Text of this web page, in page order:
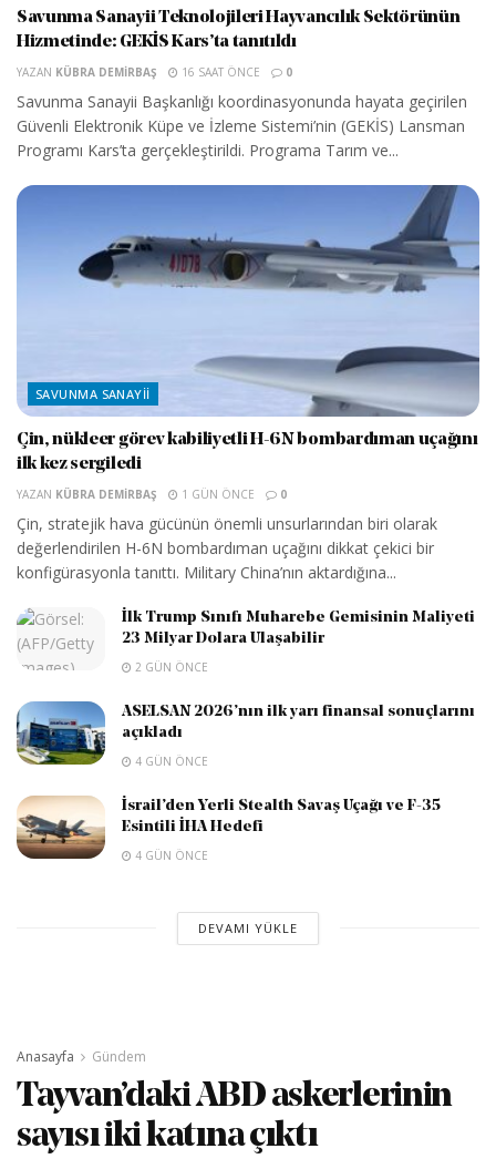
Savunma Sanayii Teknolojileri Hayvancılık Sektörünün
Hizmetinde: GEKİS Kars’ta tanıtıldı
YAZAN KÜBRA DEMIRBAŞ 16 SAAT ÖNCE 0
Savunma Sanayii Başkanlığı koordinasyonunda hayata geçirilen
Güvenli Elektronik Küpe ve İzleme Sistemi’nin (GEKİS) Lansman
Programı Kars’ta gerçekleştirildi. Programa Tarım ve...
SAVUNMA SANAYII
Çin, nükleer görev kabiliyetli H-6N bombardıman uçağını
ilk kez sergiledi
YAZAN KÜBRA DEMIRBAŞ 1 GÜN ÖNCE 0
Çin, stratejik hava gücünün önemli unsurlarından biri olarak
değerlendirilen H-6N bombardıman uçağını dikkat çekici bir
konfigürasyonla tanıttı. Military China’nın aktardığına...
İlk Trump Sınıfı Muharebe Gemisinin Maliyeti
23 Milyar Dolara Ulaşabilir
2 GÜN ÖNCE
ASELSAN 2026’nın ilk yarı finansal sonuçlarını
açıkladı
4 GÜN ÖNCE
İsrail’den Yerli Stealth Savaş Uçağı ve F-35
Esintili İHA Hedefi
4 GÜN ÖNCE
DEVAMI YÜKLE
Anasayfa Gündem
Tayvan’daki ABD askerlerinin
sayısı iki katına çıktı